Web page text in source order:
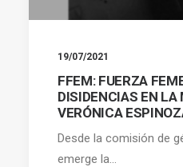
19/07/2021
FFEM: FUERZA
DISIDENCIAS EN LA
VERÓNICA
Desde la comisión de
emerge la…